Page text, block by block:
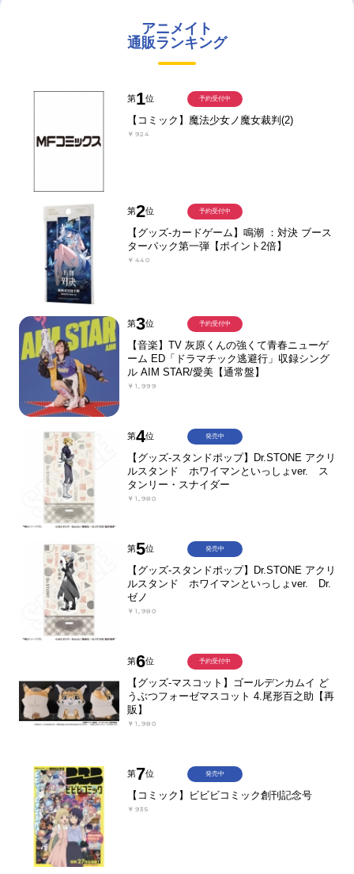
アニメイト
通販ランキング
第1位
【コミック】魔法少女ノ魔女裁判(2)
￥924
予約受付中
第2位
【グッズ-カードゲーム】鳴潮 ：対決 ブース
ターパック第一弾【ポイント2倍】
￥440
予約受付中
第3位
【音楽】TV 灰原くんの強くて青春ニューゲ
ーム ED「ドラマチック逃避行」収録シング
ル AIM STAR/愛美【通常盤】
￥1,999
予約受付中
第4位
【グッズ-スタンドポップ】Dr.STONE アクリ
ルスタンド ホワイマンといっしょver. ス
タンリー・スナイダー
￥1,980
発売中
第5位
【グッズ-スタンドポップ】Dr.STONE アクリ
ルスタンド ホワイマンといっしょver. Dr.
ゼノ
￥1,980
発売中
第6位
【グッズ-マスコット】ゴールデンカムイ ど
うぶつフォーゼマスコット 4.尾形百之助【再
販】
￥1,980
予約受付中
第7位
【コミック】ビビビコミック創刊記念号
￥935
発売中